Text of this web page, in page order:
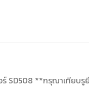
ร์ SD508 **กรุณาเทียบ